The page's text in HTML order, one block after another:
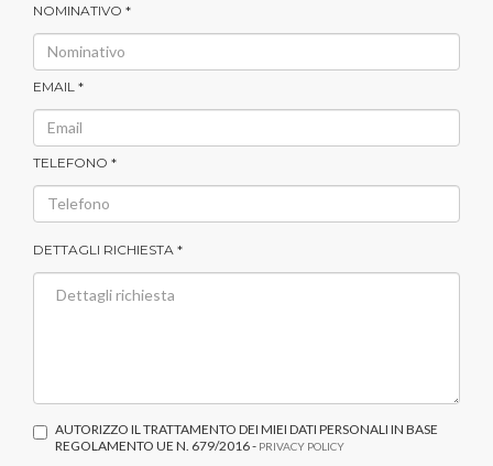
NOMINATIVO *
EMAIL *
TELEFONO *
DETTAGLI RICHIESTA *
AUTORIZZO IL TRATTAMENTO DEI MIEI DATI PERSONALI IN BASE
REGOLAMENTO UE N. 679/2016 - PRIVACY POLICY